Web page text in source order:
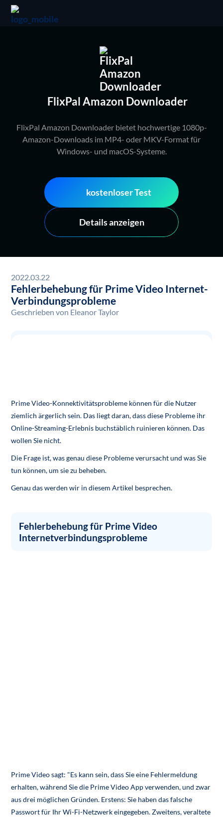
FlixPal Amazon Downloader
FlixPal Amazon Downloader bietet hochwertige 1080p-
Amazon-Downloads im MP4- oder MKV-Format für
Windows- und macOS-Systeme.
kostenloser Test
Details anzeigen
2022.03.22
Fehlerbehebung für Prime Video Internet-
Verbindungsprobleme
Geschrieben von Eleanor Taylor
Prime Video-Konnektivitätsprobleme können für die Nutzer
ziemlich ärgerlich sein. Das liegt daran, dass diese Probleme ihr
Online-Streaming-Erlebnis buchstäblich ruinieren können. Das
wollen Sie nicht.
Die Frage ist, was genau diese Probleme verursacht und was Sie
tun können, um sie zu beheben.
Genau das werden wir in diesem Artikel besprechen.
Fehlerbehebung für Prime Video
Internetverbindungsprobleme
Prime Video sagt: "Es kann sein, dass Sie eine Fehlermeldung
erhalten, während Sie die Prime Video App verwenden, und zwar
aus drei möglichen Gründen. Erstens: Sie haben das falsche
Passwort für Ihr Wi-Fi-Netzwerk eingegeben. Zweitens, veraltete